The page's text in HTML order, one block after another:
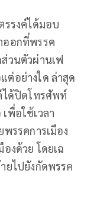
รรงค์ได้มอบ
ออกที่พรรค
วนตัวผ่านเฟ
อย่างใด ล่าสุด
ได้ปิดโทรศัพท์
พื่อใช้เวลา
รรคการเมือง
งด้วย โดยเฉ
ยไปยังกัดพรรค